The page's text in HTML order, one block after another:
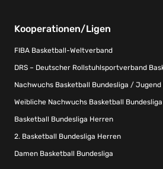
Kooperationen/Ligen
FIBA Basketball-Weltverband
DRS – Deutscher Rollstuhlsportverband
Nachwuchs Basketball Bundesliga /
Weibliche Nachwuchs Basketball Bundesliga
Basketball Bundesliga Herren
2. Basketball Bundesliga Herren
Damen Basketball Bundesliga